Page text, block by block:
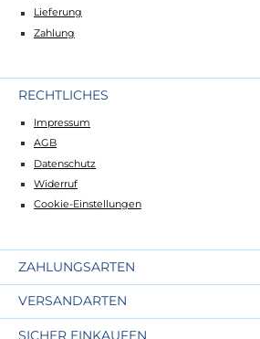
Lieferung
Zahlung
RECHTLICHES
Impressum
AGB
Datenschutz
Widerruf
Cookie-Einstellungen
ZAHLUNGSARTEN
VERSANDARTEN
SICHER EINKAUFEN